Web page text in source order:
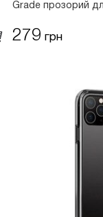
Grade прозорий
279 грн